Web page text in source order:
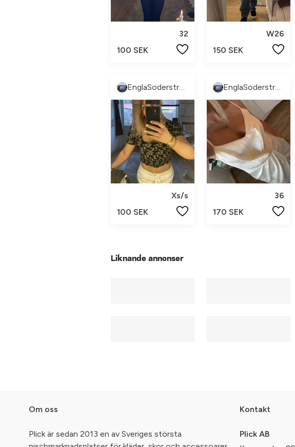
32
100 SEK
W26
150 SEK
Xs/s
100 SEK
36
170 SEK
Liknande annonser
Om oss
Plick är sedan 2013 en av Sveriges största
Kontakt
Plick AB